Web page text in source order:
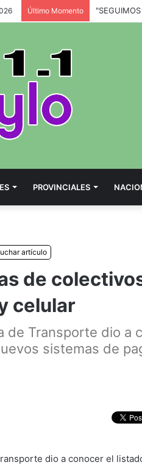
Último Momento
PROVINCIALES
artículo
de
celular
de Transporte dio a
sistemas de
dio a conocer el